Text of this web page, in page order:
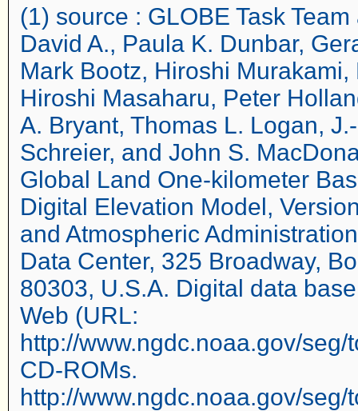
(1) source : GLOBE Task
David A., Paula K. Dunbar,
Mark Bootz, Hiroshi
Hiroshi Masaharu, Peter
A. Bryant, Thomas L. Logan,
Schreier, and John S.
Global Land One-kilometer
Digital Elevation Model,
and Atmospheric
Data Center, 325 Broadway,
80303, U.S.A. Digital data
Web (URL:
http://www.ngdc.noaa.gov/
CD-ROMs.
http://www.ngdc.noaa.gov/